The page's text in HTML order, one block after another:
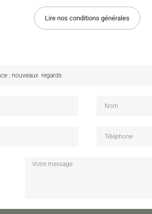
Lire nos conditions générales